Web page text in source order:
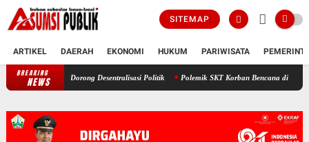
SITEMAP
ARTIKEL DAERAH EKONOMI HUKUM PARIWISATA
BREAKING
NEWS Gema Bangsa Perkuat Konsolidasi di Aceh, Ahmad Rofiq Dorong